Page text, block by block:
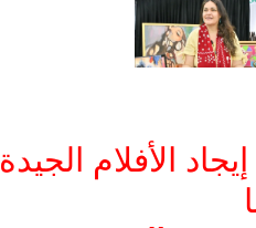
الأفلام الجيدة